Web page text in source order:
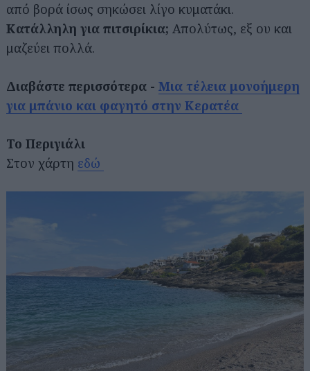
από βορά ίσως σηκώσει λίγο κυματάκι.
Κατάλληλη για πιτσιρίκια; Απολύτως, εξ ου και
μαζεύει πολλά.
Διαβάστε περισσότερα - Μια τέλεια μονοήμερη
για μπάνιο και φαγητό στην Κερατέα
Το Περιγιάλι
Στον χάρτη εδώ